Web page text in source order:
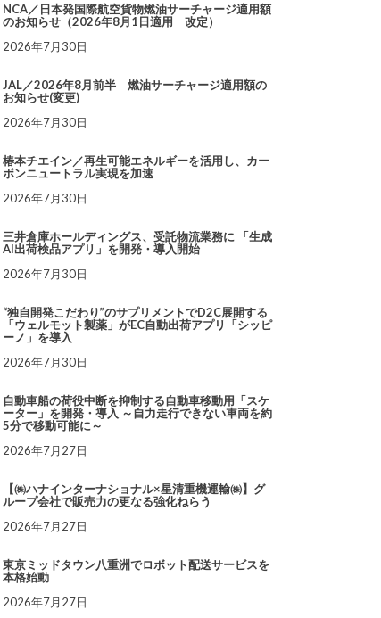
NCA／日本発国際航空貨物燃油サーチャージ適用額
のお知らせ（2026年8月1日適用 改定）
2026年7月30日
JAL／2026年8月前半 燃油サーチャージ適用額の
お知らせ(変更)
2026年7月30日
椿本チエイン／再生可能エネルギーを活用し、カー
ボンニュートラル実現を加速
2026年7月30日
三井倉庫ホールディングス、受託物流業務に 「生成
AI出荷検品アプリ」を開発・導入開始
2026年7月30日
“独自開発こだわり”のサプリメントでD2C展開する
「ウェルモット製薬」がEC自動出荷アプリ「シッピ
ーノ」を導入
2026年7月30日
自動車船の荷役中断を抑制する自動車移動用「スケ
ーター」を開発・導入 ～自力走行できない車両を約
5分で移動可能に～
2026年7月27日
【㈱ハナインターナショナル×星清重機運輸㈱】グ
ループ会社で販売力の更なる強化ねらう
2026年7月27日
東京ミッドタウン八重洲でロボット配送サービスを
本格始動
2026年7月27日